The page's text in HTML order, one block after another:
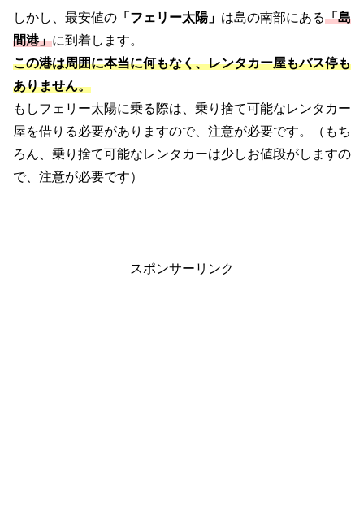
しかし、最安値の 「フェリー太陽」 は島の南部にある「島
間港」に到着します。
この港は周囲に本当に何もなく、レンタカー屋もバス停も
ありません。
もしフェリー太陽に乗る際は、乗り捨て可能なレンタカー
屋を借りる必要がありますので、注意が必要です。（もち
ろん、乗り捨て可能なレンタカーは少しお値段がしますの
で、注意が必要です）
スポンサーリンク